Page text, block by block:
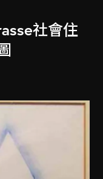
社會住